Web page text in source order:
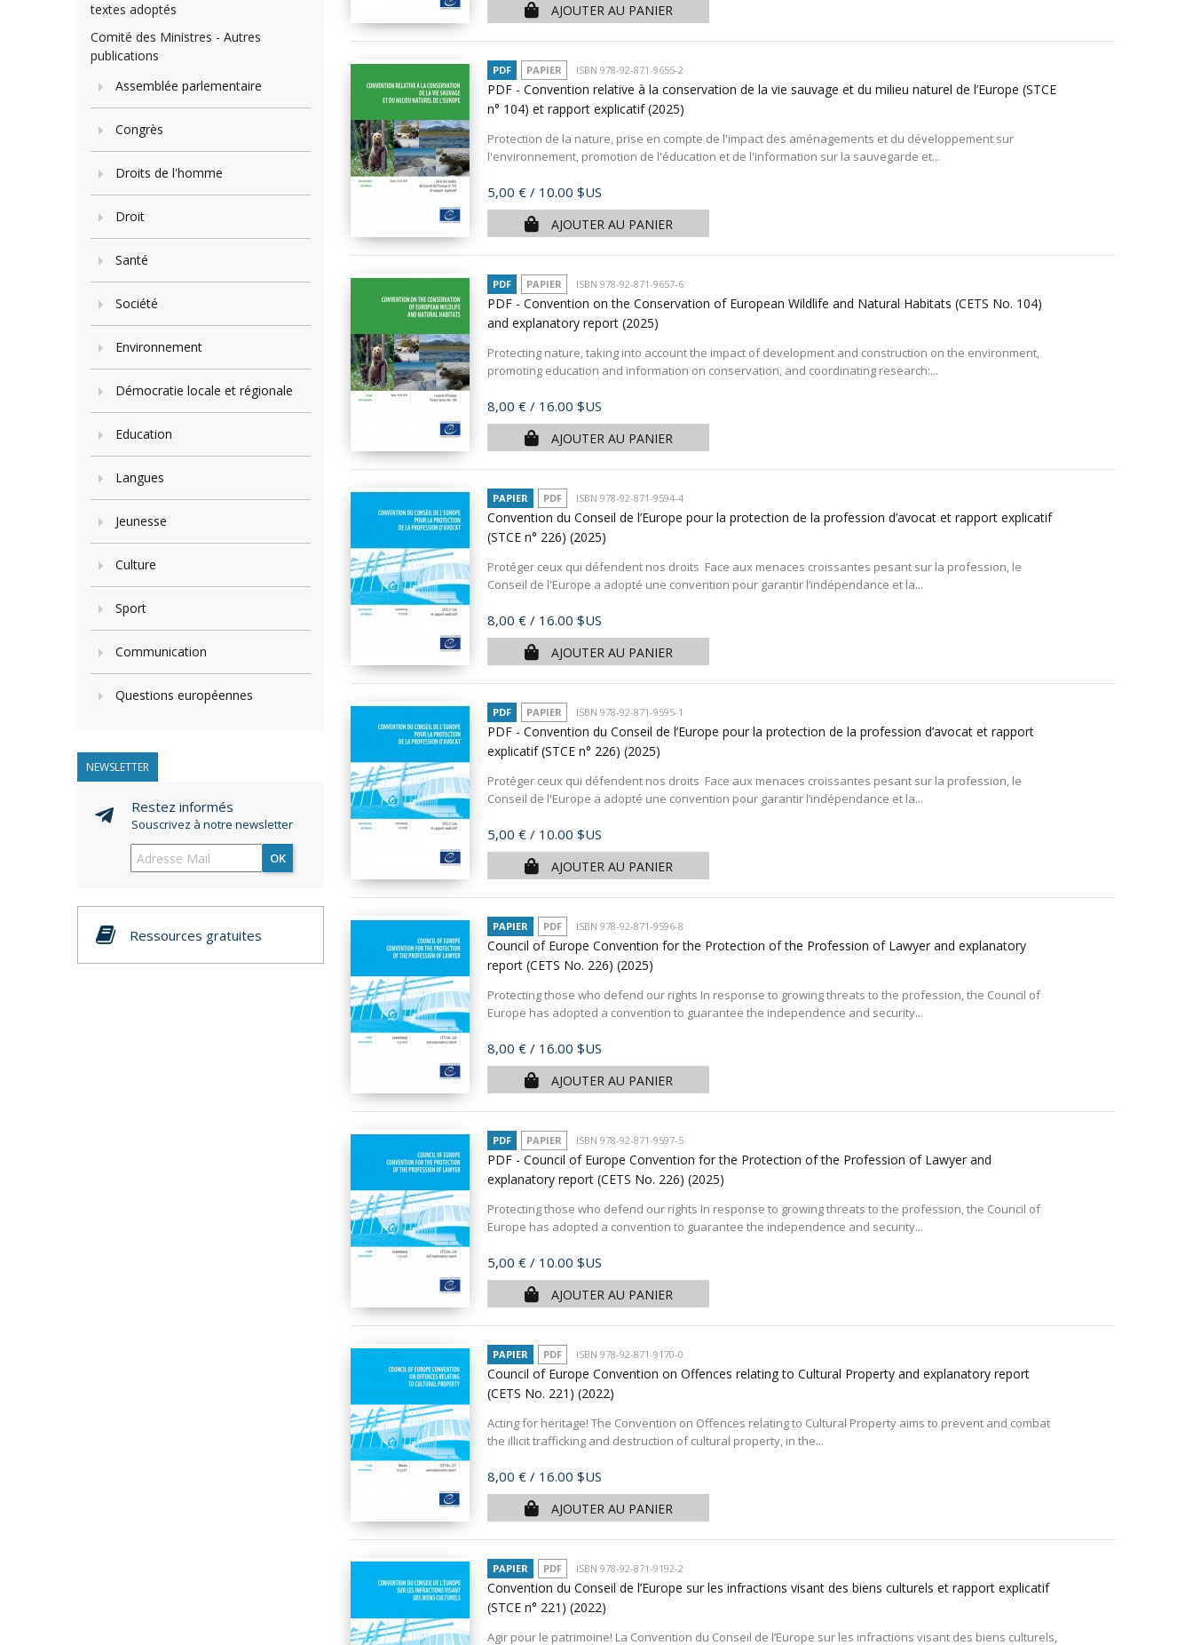
textes adoptés
Comité des Ministres - Autres
publications
Assemblée parlementaire
Congrès
Droits de l'homme
Droit
Santé
Société
Environnement
Démocratie locale et régionale
Education
Langues
Jeunesse
Culture
Sport
Communication
Questions européennes
NEWSLETTER
Restez informés
Souscrivez à notre newsletter
OK
Ressources gratuites
AJOUTER AU PANIER
PDF PAPIER ISBN 978-92-871-9655-2
PDF - Convention relative à la conservation de la vie sauvage et du milieu naturel de l’Europe (STCE
n° 104) et rapport explicatif(2025)
Protection de la nature, prise en compte de l'impact des aménagements et du développement sur
l'environnement, promotion de l'éducation et de l'information sur la sauvegarde et...
Prix
5,00 € / 10.00 $US
AJOUTER AU PANIER
PDF PAPIER ISBN 978-92-871-9657-6
PDF - Convention on the Conservation of European Wildlife and Natural Habitats (CETS No. 104)
and explanatory report (2025)
Protecting nature, taking into account the impact of development and construction on the environment,
promoting education and information on conservation, and coordinating research:...
Prix
8,00 € / 16.00 $US
AJOUTER AU PANIER
PAPIER PDF ISBN 978-92-871-9594-4
Convention du Conseil de l’Europe pour la protection de la profession d’avocat et rapport explicatif
(STCE n° 226) (2025)
Protéger ceux qui défendent nos droits Face aux menaces croissantes pesant sur la profession, le
Conseil de l'Europe a adopté une convention pour garantir l’indépendance et la...
Prix
8,00 € / 16.00 $US
AJOUTER AU PANIER
PDF PAPIER ISBN 978-92-871-9595-1
PDF - Convention du Conseil de l’Europe pour la protection de la profession d’avocat et rapport
explicatif (STCE n° 226) (2025)
Protéger ceux qui défendent nos droits Face aux menaces croissantes pesant sur la profession, le
Conseil de l'Europe a adopté une convention pour garantir l’indépendance et la...
Prix
5,00 € / 10.00 $US
AJOUTER AU PANIER
PAPIER PDF ISBN 978-92-871-9596-8
Council of Europe Convention for the Protection of the Profession of Lawyer and explanatory
report (CETS No. 226) (2025)
Protecting those who defend our rights In response to growing threats to the profession, the Council of
Europe has adopted a convention to guarantee the independence and security...
Prix
8,00 € / 16.00 $US
AJOUTER AU PANIER
PDF PAPIER ISBN 978-92-871-9597-5
PDF - Council of Europe Convention for the Protection of the Profession of Lawyer and
explanatory report (CETS No. 226) (2025)
Protecting those who defend our rights In response to growing threats to the profession, the Council of
Europe has adopted a convention to guarantee the independence and security...
Prix
5,00 € / 10.00 $US
AJOUTER AU PANIER
PAPIER PDF ISBN 978-92-871-9170-0
Council of Europe Convention on Offences relating to Cultural Property and explanatory report
(CETS No. 221) (2022)
Acting for heritage! The Convention on Offences relating to Cultural Property aims to prevent and combat
the illicit trafficking and destruction of cultural property, in the...
Prix
8,00 € / 16.00 $US
AJOUTER AU PANIER
PAPIER PDF ISBN 978-92-871-9192-2
Convention du Conseil de l’Europe sur les infractions visant des biens culturels et rapport explicatif
(STCE n° 221) (2022)
Agir pour le patrimoine! La Convention du Conseil de l’Europe sur les infractions visant des biens culturels,